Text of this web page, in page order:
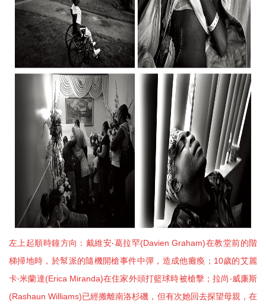
左上起順時鐘方向：戴維安‧葛拉罕(Davien Graham)在教堂前的階
梯掃地時，於幫派的隨機開槍事件中彈，造成他癱瘓；10歲的艾麗
卡‧米蘭達(Erica Miranda)在住家外頭打籃球時被槍擊；拉尚‧威廉斯
(Rashaun Williams)已經搬離南洛杉磯，但有次她回去探望母親，在